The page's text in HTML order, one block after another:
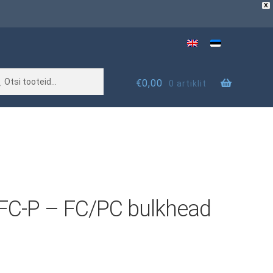
X
€0,00 0 artiklit
P – FC/PC bulkhead